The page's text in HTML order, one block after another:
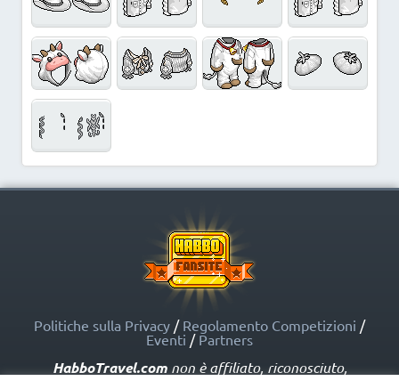
Politiche sulla Privacy / Regolamento Competizioni /
Eventi / Partners
HabboTravel.comnon è affiliato, riconosciuto,